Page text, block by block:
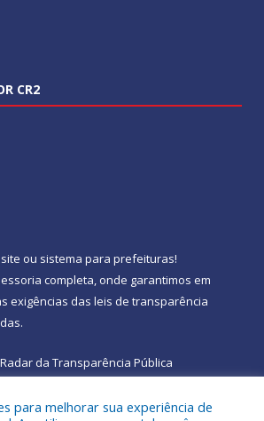
CR2
ou sistema para prefeituras!
completa, onde garantimos em
exigências das leis de transparência
Radar da Transparência Pública
para melhorar sua experiência de